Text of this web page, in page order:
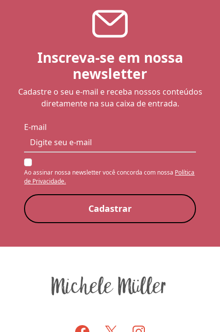
Inscreva-se em nossa
newsletter
Cadastre o seu e-mail e receba nossos conteúdos
diretamente na sua caixa de entrada.
E-mail
Ao assinar nossa newsletter você concorda com nossa Política
de Privacidade.
Cadastrar